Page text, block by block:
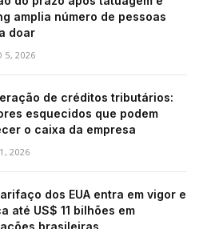
amplia número de pessoas
doar
5, 2026
de créditos tributários:
esquecidos que podem
o caixa da empresa
2026
dos EUA entra em vigor e
até US$ 11 bilhões em
brasileiras